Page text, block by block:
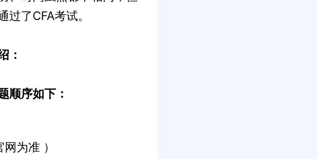
了CFA考试。
：
序如下：
网为准 ）